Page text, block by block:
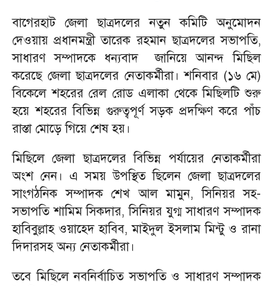
বাগেরহাট জেলা ছাত্রদলের নতুন কমিটি অনুমোদন
দেওয়ায় প্রধানমন্ত্রী তারেক রহমান ছাত্রদলের সভাপতি,
সাধারণ সম্পাদকে ধন্যবাদ জানিয়ে আনন্দ মিছিল
করেছে জেলা ছাত্রদলের নেতাকর্মীরা। শনিবার (১৬ মে)
বিকেলে শহরের রেল রোড এলাকা থেকে মিছিলটি শুরু
হয়ে শহরের বিভিন্ন গুরুত্বপূর্ণ সড়ক প্রদক্ষিণ করে পাঁচ
রাস্তা মোড়ে গিয়ে শেষ হয়।
মিছিলে জেলা ছাত্রদলের বিভিন্ন পর্যায়ের নেতাকর্মীরা
অংশ নেন। এ সময় উপস্থিত ছিলেন জেলা ছাত্রদলের
সাংগঠনিক সম্পাদক শেখ আল মামুন, সিনিয়র সহ-
সভাপতি শামিম সিকদার, সিনিয়র যুগ্ম সাধারণ সম্পাদক
হাবিবুল্লাহ ওয়াহেদ হাবিব, মাইদুল ইসলাম মিন্টু ও রানা
দিদারসহ অন্য নেতাকর্মীরা।
তবে মিছিলে নবনির্বাচিত সভাপতি ও সাধারণ সম্পাদক